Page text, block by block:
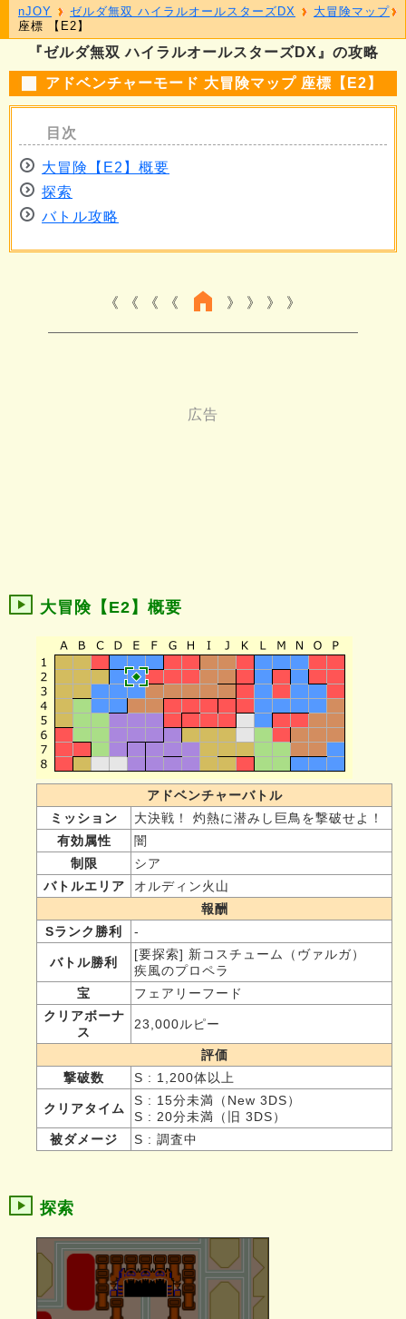
『ゼルダ無双 ハイラルオールスターズDX』の攻略
アドベンチャーモード 大冒険マップ 座標【E2】
大冒険【E2】概要
探索
バトル攻略
《 《 《 》 》 》
大冒険【E2】概要
アドベンチャーバトル
ミッション
大決戦！ 灼熱に潜みし巨鳥を撃破せよ！
有効属性
闇
制限
シア
バトルエリア
オルディン火山
報酬
Sランク勝利
-
バトル勝利
[要探索] 新コスチューム（ヴァルガ）
疾風のプロペラ
宝
フェアリーフード
クリアボーナ
ス
23,000ルピー
評価
撃破数
S : 1,200体以上
クリアタイム
S : 15分未満（New 3DS）
S : 20分未満（旧 3DS）
被ダメージ
S : 調査中
探索
nJOY ゼルダ無双 ハイラルオールスターズDX
大冒険マップ
座標 【E2】